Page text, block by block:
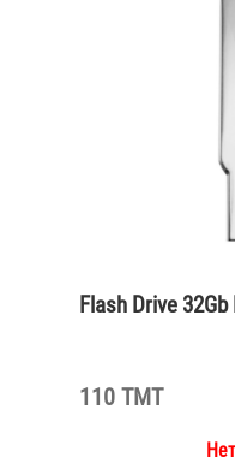
Flash Drive
110 TMT